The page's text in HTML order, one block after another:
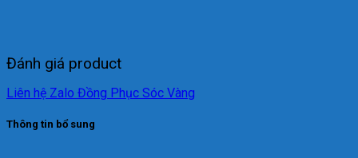
Đánh giá product
Liên hệ Zalo Đồng Phục Sóc Vàng
Thông tin bổ sung